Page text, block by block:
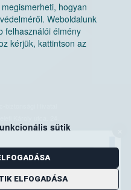
megismerheti, hogyan
Weboldalunk
felhasználói élmény
kérjük, kattintson az
sütik
ELFOGADÁSA
biztonsági Hivatal
Pf. 30.
263-244
336-9000